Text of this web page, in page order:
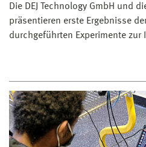
Die DEJ Technology GmbH und
präsentieren erste Ergebnisse
durchgeführten Experimente zur